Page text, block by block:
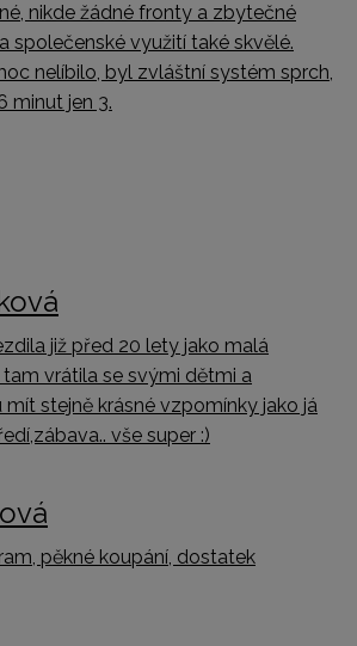
nikde žádné fronty a zbytečné
společenské využití také skvělé.
nelíbilo, byl zvláštní systém sprch,
minut jen 3.
již před 20 lety jako malá
tam vrátila se svými dětmi a
stejně krásné vzpomínky jako já
vše super :)
pěkné koupání, dostatek